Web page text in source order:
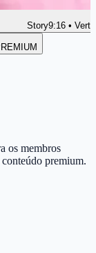
Story9:16 •
os membros
premium.